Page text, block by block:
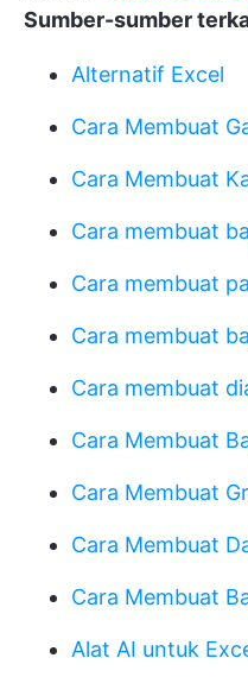
Sumber-sumber
Alternatif Excel
Cara Membuat
Cara Membuat
Cara membuat
Cara membuat
Cara membuat
Cara membuat
Cara Membuat
Cara Membuat
Cara Membuat
Cara Membuat
Alat AI untuk